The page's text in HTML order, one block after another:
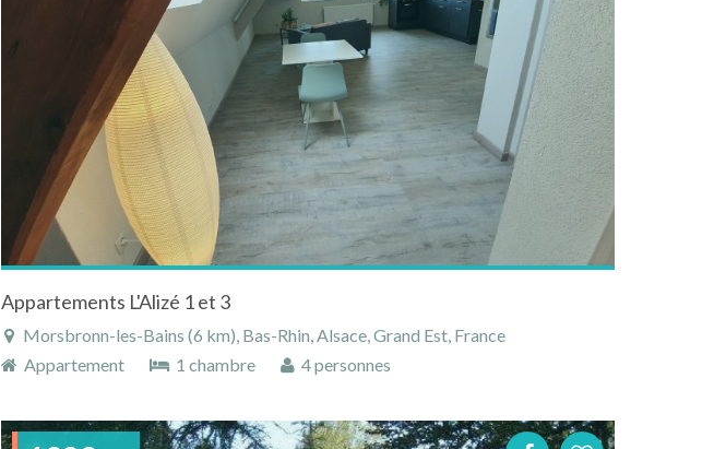
Appartements L'Alizé 1 et 3
Morsbronn-les-Bains (6 km), Bas-Rhin, Alsace, Grand Est, France
Appartement
1 chambre 4 personnes